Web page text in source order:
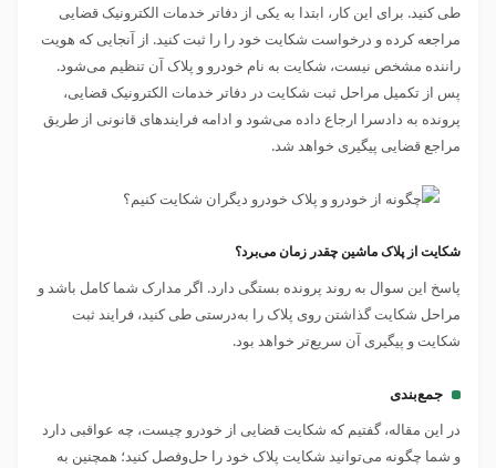
طی کنید. برای این کار، ابتدا به یکی از دفاتر خدمات الکترونیک قضایی
مراجعه کرده و درخواست شکایت خود را را ثبت کنید. از آنجایی که هویت
راننده مشخص نیست، شکایت به نام خودرو و پلاک آن تنظیم می‌شود.
پس از تکمیل مراحل ثبت شکایت در دفاتر خدمات الکترونیک قضایی،
پرونده به دادسرا ارجاع داده می‌شود و ادامه فرایندهای قانونی از طریق
مراجع قضایی پیگیری خواهد شد.
شکایت از پلاک ماشین چقدر زمان می‌برد؟
پاسخ این سوال به روند پرونده بستگی دارد. اگر مدارک شما کامل باشد و
مراحل شکایت گذاشتن روی پلاک را به‌درستی طی کنید، فرایند ثبت
شکایت و پیگیری آن سریع‌تر خواهد بود.
جمع‌بندی
در این مقاله، گفتیم که شکایت قضایی از خودرو چیست، چه عواقبی دارد
و شما چگونه می‌توانید شکایت پلاک خود را حل‌و‌فصل کنید؛ همچنین به